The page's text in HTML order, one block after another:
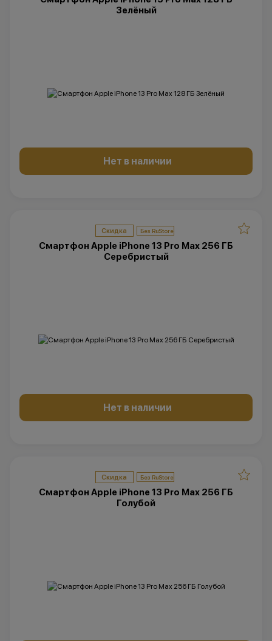
Зелёный
Нет в наличии
Скидка
Смартфон Apple iPhone 13 Pro Max 256 ГБ
Серебристый
Нет в наличии
Скидка
Смартфон Apple iPhone 13 Pro Max 256 ГБ
Голубой